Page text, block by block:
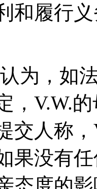
和履行
为，如
，V.W.
交人称
果没有